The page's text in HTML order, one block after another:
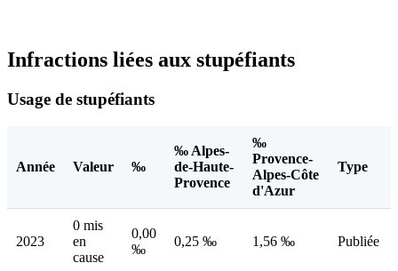
Infractions liées aux stupéfiants
Usage de stupéfiants
Année Valeur ‰
‰ Alpes-
de-Haute-
Provence
‰
Provence-
Alpes-Côte
d'Azur
Type
2023
0 mis
en
cause
0,00
‰
0,25 ‰ 1,56 ‰ Publiée